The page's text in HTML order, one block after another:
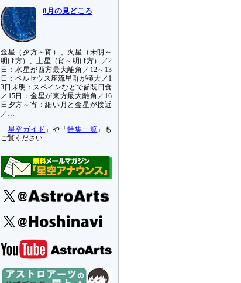
8月の見どころ
金星（夕方～宵）、火星（未明～
明け方）、土星（宵～明け方）／2
日：水星が西方最大離角／12～13
日：ペルセウス座流星群が極大／1
3日未明：スペインなどで皆既日食
／15日：金星が東方最大離角／16
日夕方～宵：細い月と金星が接近
／…
「 星空ガイド 」や「特集一覧 」も
ご覧ください